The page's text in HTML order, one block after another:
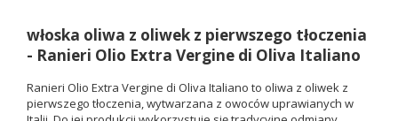
włoska oliwa z oliwek z pierwszego tłoczenia
- Ranieri Olio Extra Vergine di Oliva Italiano
Ranieri Olio Extra Vergine di Oliva Italiano to oliwa z oliwek z
pierwszego tłoczenia, wytwarzana z owoców uprawianych w